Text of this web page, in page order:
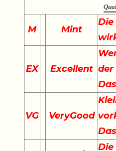
M Mint
EX Excellent der
VG VeryGood